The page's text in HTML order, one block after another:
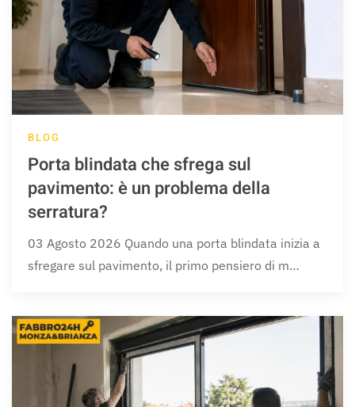
BLOG
Porta blindata che sfrega sul
pavimento: è un problema della
serratura?
03 Agosto 2026 Quando una porta blindata inizia a
sfregare sul pavimento, il primo pensiero di m…